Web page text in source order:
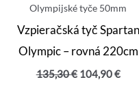
Olympijské tyče 50mm
Vzpieračská tyč Spartan
Olympic – rovná 220cm
135,30€ Pôvodná
104,90€